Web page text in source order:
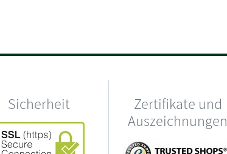
Sicherheit
Zertifikate und
Auszeichnungen